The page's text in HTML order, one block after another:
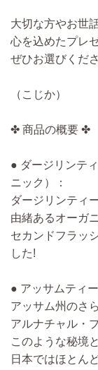
大切な方やお世
心を込めたプレ
ぜひお選びくださ
（こじか）
✤ 商品の概要 ✤
● ダージリンテ
ニック）：
ダージリンティ
由緒あるオーガ
セカンドフラッ
した!
● アッサムティ
アッサム州のさ
アルナチャル・
このような秘境
日本ではほとん